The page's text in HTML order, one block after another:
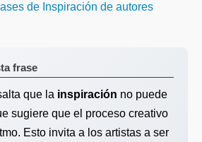
de Inspiración de autores
frase
que la inspiración no puede
sugiere que el proceso creativo
Esto invita a los artistas a ser